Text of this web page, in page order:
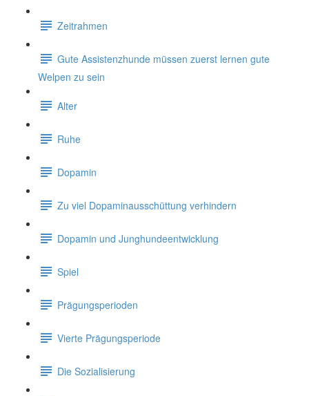
Zeitrahmen
Gute Assistenzhunde müssen zuerst lernen gute
Welpen zu sein
Alter
Ruhe
Dopamin
Zu viel Dopaminausschüttung verhindern
Dopamin und Junghundeentwicklung
Spiel
Prägungsperioden
Vierte Prägungsperiode
Die Sozialisierung